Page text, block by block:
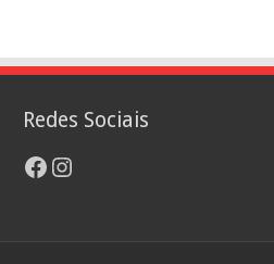
Redes Sociais
Facebook
Instagram